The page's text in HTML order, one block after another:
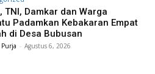
TNI, Damkar dan Warga
Padamkan Kebakaran Empat
di Desa Bubusan
- Agustus 6, 2026